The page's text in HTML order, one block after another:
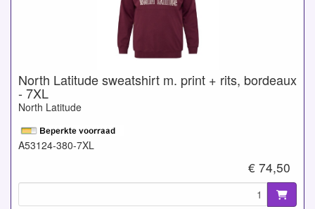
North Latitude sweatshirt m. print + rits, bordeaux
- 7XL
North Latitude
A53124-380-7XL
€ 74,50